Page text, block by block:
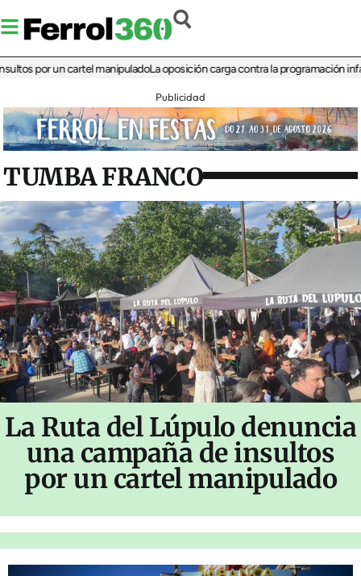
por un cartel manipuladoLa oposición carga contra la programación infantil
Publicidad
TUMBA FRANCO
La Ruta del Lúpulo denuncia
una campaña de insultos
por un cartel manipulado